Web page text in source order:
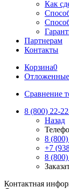
Как
Партнерам
Контакты
Корзина0
Отложенные
Сравнение
8 (800) 22-
Назад
8
+7
8
Контактная